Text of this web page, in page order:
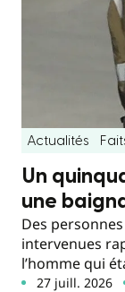
Actualités
Un
une
Des
intervenues
l’homme qui
27 juill. 2026